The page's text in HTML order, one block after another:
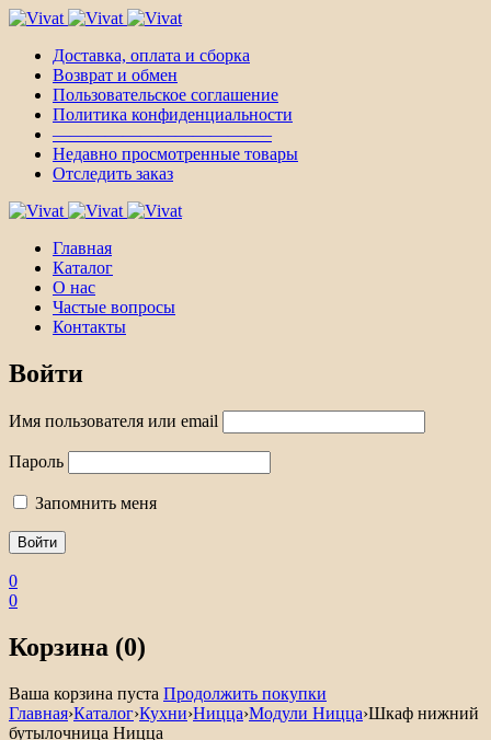
Доставка, оплата и сборка
Возврат и обмен
Пользовательское соглашение
Политика конфиденциальности
————————————–
Недавно просмотренные товары
Отследить заказ
Главная
Каталог
О нас
Частые вопросы
Контакты
Войти
Имя пользователя или email
Пароль
Запомнить меня
0
0
Корзина (0)
Ваша корзина пуста Продолжить покупки
Главная›Каталог›Кухни›Ницца›Модули Ницца›Шкаф нижний
бутылочница Ницца